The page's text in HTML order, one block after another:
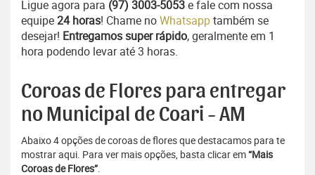
Ligue agora para (97) 3003-5053e fale com nossa
equipe24 horas! Chame noWhatsapptambém se
desejar! Entregamos super rápido, geralmente em 1
hora podendo levar até 3 horas.
Coroas de Flores para entregar
no Municipal de Coari - AM
Abaixo 4 opções de coroas de flores que destacamos para te
mostrar aqui. Para ver mais opções, basta clicar em“Mais
Coroas de Flores”.